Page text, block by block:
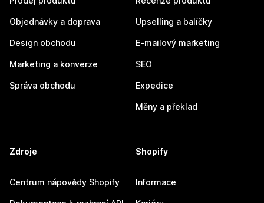
Objednávky a doprava
Design obchodu
Marketing a konverze
Správa obchodu
Upselling a balíčky
E-mailový marketing
SEO
Expedice
Měny a překlad
Zdroje
Centrum nápovědy Shopify
Shopify
Informace